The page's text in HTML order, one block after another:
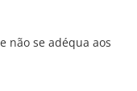
não se adéqua aos